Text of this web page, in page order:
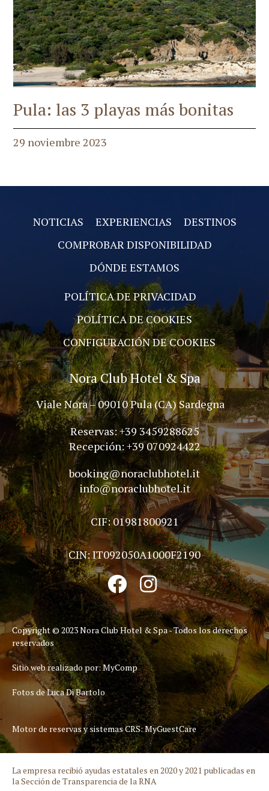
Pula: las 3 playas más bonitas
29 noviembre 2023
NOTICIAS EXPERIENCIAS
DESTINOS
COMPROBAR DISPONIBILIDAD
DÓNDE ESTAMOS
POLÍTICA DE PRIVACIDAD
POLÍTICA DE COOKIES
CONFIGURACIÓN DE COOKIES
Nora Club Hotel & Spa
Viale Nora – 09010 Pula (CA) Sardegna
Reservas: +39 3459288625
Recepción: +39 070924422
booking@noraclubhotel.it
info@noraclubhotel.it
CIF: 01981800921
CIN: IT092050A1000F2190
Copyright © 2023 Nora Club Hotel & Spa - Todos los derechos
reservados
Sitio web realizado por:MyComp
Fotos de Luca Di Bartolo
Motor de reservas y sistemas CRS:MyGuestCare
La empresa recibió ayudas estatales en 2020 y 2021 publicadas en
la Sección de Transparencia de la RNA